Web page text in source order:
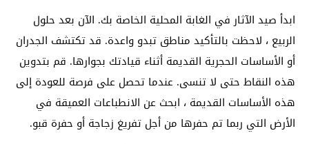
ابدأ صيد الآثار في الغابة المحلية الخاصة بك. الآن بعد حلول
الربيع ، لاحظت بالتأكيد مناطق تبدو واعدة. قد تكتشف الجدران
أو الأساسات الحجرية القديمة أثناء قيادتك بجوارها. قم بتدوين
هذه النقاط حتى لا تنسى. عندما تحصل على فرصة للعودة إلى
هذه الأساسات القديمة ، ابحث عن الانطباعات العميقة في
الأرض التي ربما تم حفرها من أجل تفريغ زجاجة أو حفرة قبو.